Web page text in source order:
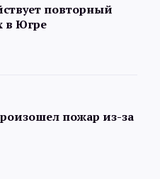
повторный
в Югре
пожар из-за